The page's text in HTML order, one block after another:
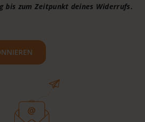
bis zum Zeitpunkt deines Widerrufs.